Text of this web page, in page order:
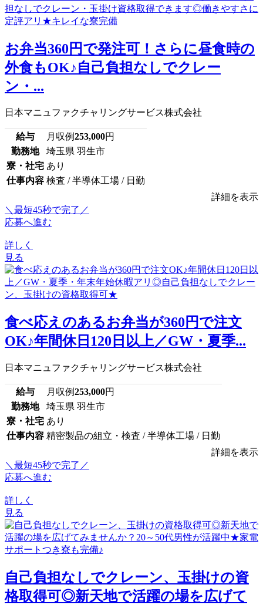
お弁当360円で発注可！さらに昼食時の
外食もOK♪自己負担なしでクレー
ン・...
日本マニュファクチャリングサービス株式会社
給与 月収例253,000円
勤務地
埼玉県 羽生市
寮・社宅 あり
仕事内容 検査 / 半導体工場 / 日勤
詳細を表示
＼最短45秒で完了／
応募へ進む
詳しく
見る
食べ応えのあるお弁当が360円で注文
OK♪年間休日120日以上／GW・夏季...
日本マニュファクチャリングサービス株式会社
給与 月収例253,000円
勤務地
埼玉県 羽生市
寮・社宅 あり
仕事内容 精密製品の組立・検査 / 半導体工場 / 日勤
詳細を表示
＼最短45秒で完了／
応募へ進む
詳しく
見る
自己負担なしでクレーン、玉掛けの資
格取得可◎新天地で活躍の場を広げて